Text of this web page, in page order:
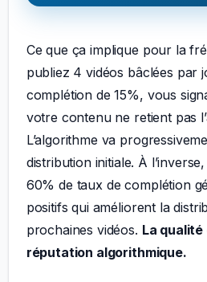
Ce que ça implique pour la
publiez 4 vidéos bâclées par
complétion de 15%, vous
votre contenu ne retient pas
L’algorithme va
distribution initiale. À
60% de taux de complétion
positifs qui améliorent la
prochaines vidéos. La
réputation algorithmique.